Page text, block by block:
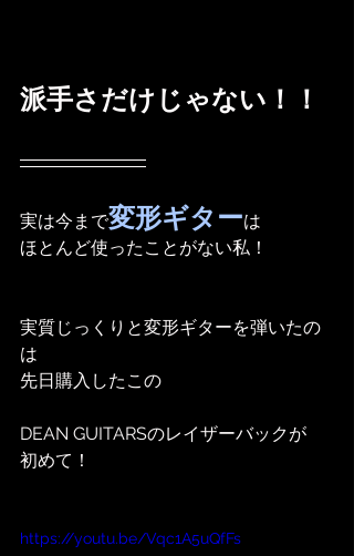
派手さだけじゃない！！
実は今まで変形ギターは
ほとんど使ったことがない私！
実質じっくりと変形ギターを弾いたの
は
先日購入したこの
DEAN GUITARSのレイザーバックが
初めて！
https://youtu.be/Vqc1A5uQfFs